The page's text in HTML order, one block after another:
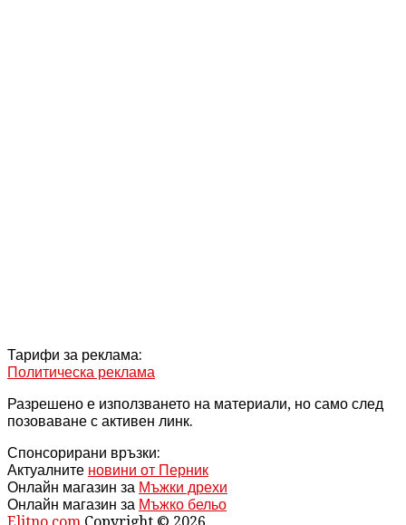
Тарифи за реклама:
Политическа реклама
Разрешено е използването на материали, но само след
позоваване с активен линк.
Спонсорирани връзки:
Актуалните новини от Перник
Онлайн магазин за Мъжки дрехи
Онлайн магазин за Мъжко бельо
Elitno.com Copyright © 2026.